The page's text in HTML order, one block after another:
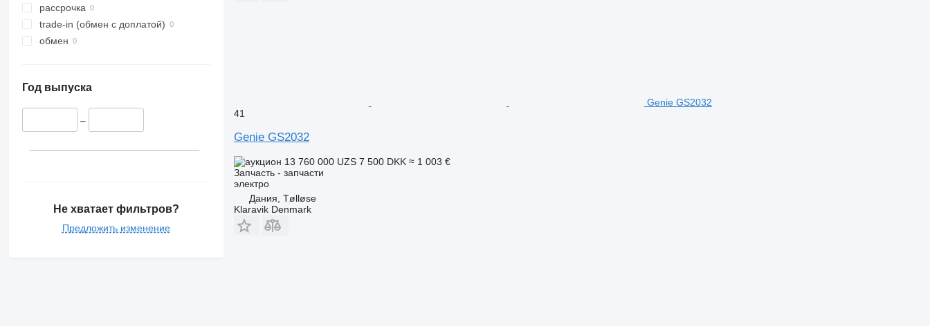
рассрочка
trade-in (обмен с доплатой)
обмен
Год выпуска
–
Не хватает фильтров?
Предложить изменение
Genie GS2032
41
Genie GS2032
13 760 000 UZS 7 500 DKK ≈ 1 003 €
Запчасть - запчасти
электро
Дания, Tølløse
Klaravik Denmark